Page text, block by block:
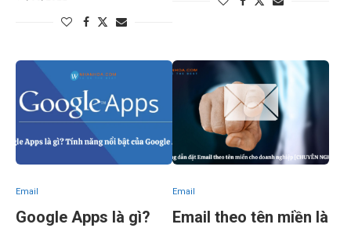
Email
Google Apps là gì?
Email
Email theo tên miền là